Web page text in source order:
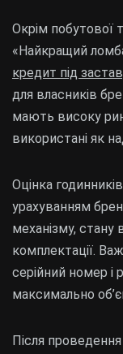
Окрім побутової
«Найкращий
кредит під
для власників
мають високу
використані як
Оцінка
урахуванням
механізму, стану
комплектації.
серійний номер і
максимально
Після проведення